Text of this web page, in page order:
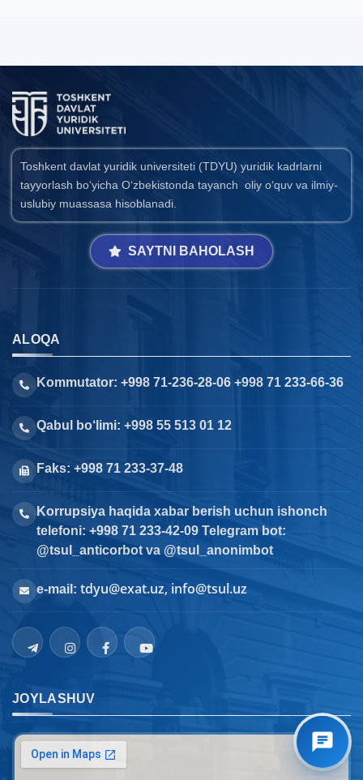
Toshkent davlat yuridik universiteti (TDYU) yuridik kadrlarni
tayyorlash bo‘yicha O‘zbekistonda tayanch oliy o‘quv va ilmiy-
uslubiy muassasa hisoblanadi.
SAYTNI BAHOLASH
ALOQA
Kommutator: +998 71-236-28-06 +998 71 233-66-36
Qabul bo‘limi: +998 55 513 01 12
Faks: +998 71 233-37-48
Korrupsiya haqida xabar berish uchun ishonch
telefoni: +998 71 233-42-09 Telegram bot:
@tsul_anticorbot va @tsul_anonimbot
e-mail: tdyu@exat.uz, info@tsul.uz
JOYLASHUV